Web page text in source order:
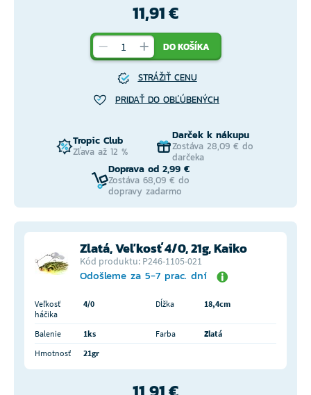
11,91 €
DO KOŠÍKA
STRÁŽIŤ CENU
PRIDAŤ DO OBĽÚBENÝCH
Tropic Club
Zľava až 12 %
Darček k nákupu
Zostáva 28,09 € do
darčeka
Doprava od 2,99 €
Zostáva 68,09 € do
dopravy zadarmo
Zlatá, Veľkosť 4/0, 21g, Kaiko
Kód produktu: P246-1105-021
Odošleme za 5-7 prac. dní
Veľkosť
háčika
4/0 Dĺžka 18,4cm
Balenie 1ks Farba
Zlatá
Hmotnosť
21gr